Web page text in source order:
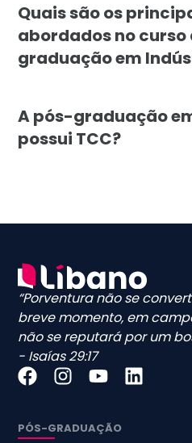
Quais são os
abordados no curso
graduação em
A pós-graduação
possui TCC?
“Porventura não se
breve momento, em
não se reputará por um
- Isaías 29:17
PÓS-GRADUAÇÃO